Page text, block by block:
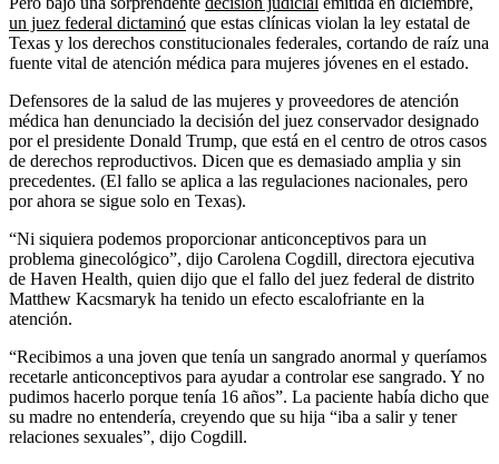
un juez federal dictaminó que estas clínicas violan la ley estatal de
Texas y los derechos constitucionales federales, cortando de raíz una
fuente vital de atención médica para mujeres jóvenes en el estado.
Defensores de la salud de las mujeres y proveedores de atención
médica han denunciado la decisión del juez conservador designado
por el presidente Donald Trump, que está en el centro de otros casos
de derechos reproductivos. Dicen que es demasiado amplia y sin
precedentes. (El fallo se aplica a las regulaciones nacionales, pero
por ahora se sigue solo en Texas).
“Ni siquiera podemos proporcionar anticonceptivos para un
problema ginecológico”, dijo Carolena Cogdill, directora ejecutiva
de Haven Health, quien dijo que el fallo del juez federal de distrito
Matthew Kacsmaryk ha tenido un efecto escalofriante en la
atención.
“Recibimos a una joven que tenía un sangrado anormal y queríamos
recetarle anticonceptivos para ayudar a controlar ese sangrado. Y no
pudimos hacerlo porque tenía 16 años”. La paciente había dicho que
su madre no entendería, creyendo que su hija “iba a salir y tener
relaciones sexuales”, dijo Cogdill.